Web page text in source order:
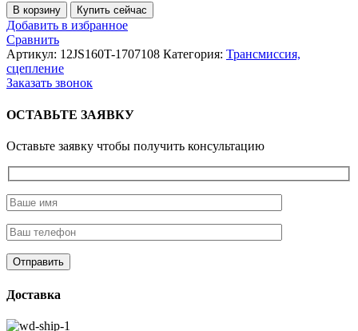
Количество
товара
Шайба
шестерни
выходного
вала
12JS160
В корзину Купить сейчас
Добавить в избранное
Сравнить
Артикул: 12JS160T-1707108 Категория: Трансмиссия,
сцепление
Заказать звонок
ОСТАВЬТЕ ЗАЯВКУ
Оставьте заявку чтобы получить консультацию
Доставка